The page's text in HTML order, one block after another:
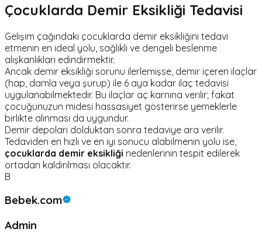
Çocuklarda Demir Eksikliği Tedavisi
Gelişim çağındaki çocuklarda demir eksikliğini tedavi
etmenin en ideal yolu, sağlıklı ve dengeli beslenme
alışkanlıkları edindirmektir.
Ancak demir eksikliği sorunu ilerlemişse, demir içeren ilaçlar
(hap, damla veya şurup) ile 6 aya kadar ilaç tedavisi
uygulanabilmektedir. Bu ilaçlar aç karnına verilir; fakat
çocuğunuzun midesi hassasiyet gösterirse yemeklerle
birlikte alınması da uygundur.
Demir depoları dolduktan sonra tedaviye ara verilir.
Tedaviden en hızlı ve en iyi sonucu alabilmenin yolu ise,
çocuklarda demir eksikliği nedenlerinin tespit edilerek
ortadan kaldırılması olacaktır.
B
Bebek.com
Admin